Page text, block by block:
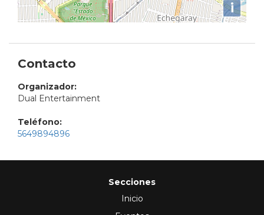
i
Contacto
Organizador:
Dual Entertainment
Teléfono:
5649894896
Secciones
Inicio